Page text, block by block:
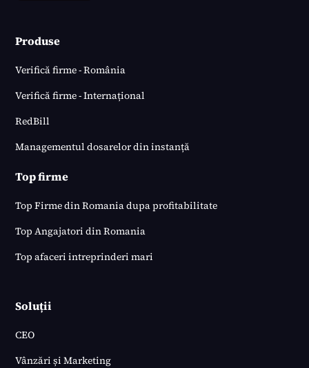
Produse
Verifică firme - România
Verifică firme - Internațional
RedBill
Managementul dosarelor din instanță
Top firme
Top Firme din Romania dupa profitabilitate
Top Angajatori din Romania
Top afaceri intreprinderi mari
Soluții
CEO
Vânzări și Marketing